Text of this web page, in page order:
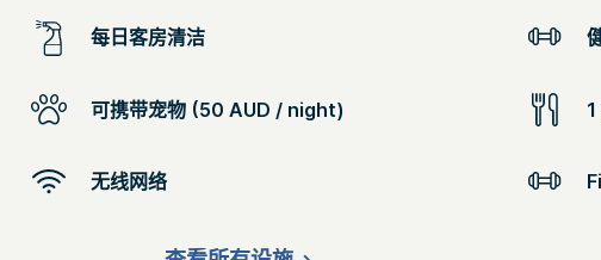
每日客房清洁
可携带宠物 (50 AUD / night)
无线网络